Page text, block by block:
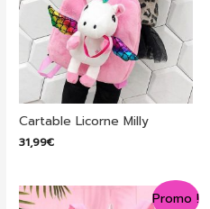
Cartable Licorne Milly
31,99€
Promo !